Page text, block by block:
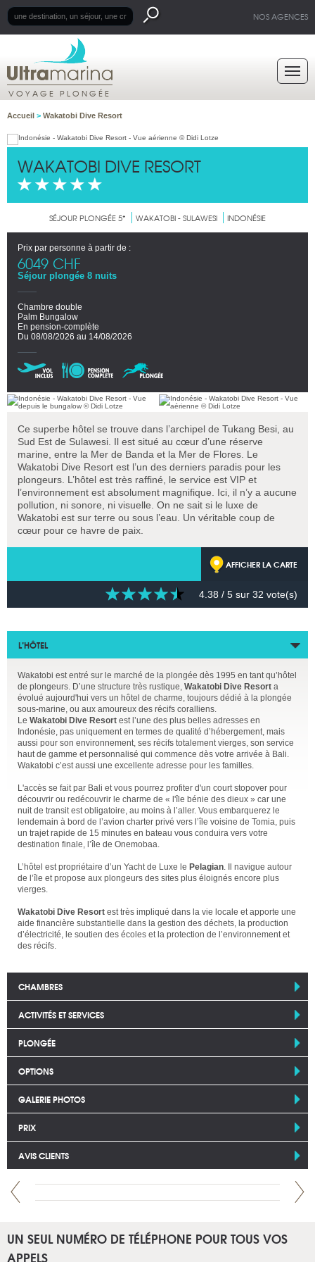
NOS AGENCES
VOYAGE PLONGÉE
Accueil > Wakatobi Dive Resort
WAKATOBI DIVE RESORT
SÉJOUR PLONGÉE 5* WAKATOBI - SULAWESI INDONÉSIE
Prix par personne à partir de :
6049 CHF
Séjour plongée 8 nuits
Chambre double
Palm Bungalow
En pension-complète
Du 08/08/2026 au 14/08/2026
Ce superbe hôtel se trouve dans l’archipel de Tukang Besi, au
Sud Est de Sulawesi. Il est situé au cœur d’une réserve
marine, entre la Mer de Banda et la Mer de Flores. Le
Wakatobi Dive Resort est l’un des derniers paradis pour les
plongeurs. L’hôtel est très raffiné, le service est VIP et
l’environnement est absolument magnifique. Ici, il n’y a aucune
pollution, ni sonore, ni visuelle. On ne sait si le luxe de
Wakatobi est sur terre ou sous l’eau. Un véritable coup de
cœur pour ce havre de paix.
AFFICHER LA CARTE
4.38 / 5 sur 32 vote(s)
L’HÔTEL
Wakatobi est entré sur le marché de la plongée dès 1995 en tant qu’hôtel
de plongeurs. D’une structure très rustique, Wakatobi Dive Resort a
évolué aujourd'hui vers un hôtel de charme, toujours dédié à la plongée
sous-marine, ou aux amoureux des récifs coralliens.
Le Wakatobi Dive Resort est l’une des plus belles adresses en
Indonésie, pas uniquement en termes de qualité d’hébergement, mais
aussi pour son environnement, ses récifs totalement vierges, son service
haut de gamme et personnalisé qui commence dès votre arrivée à Bali.
Wakatobi c’est aussi une excellente adresse pour les familles.
L'accès se fait par Bali et vous pourrez profiter d'un court stopover pour
découvrir ou redécouvrir le charme de « l'île bénie des dieux » car une
nuit de transit est obligatoire, au moins à l’aller. Vous embarquerez le
lendemain à bord de l’avion charter privé vers l’île voisine de Tomia, puis
un trajet rapide de 15 minutes en bateau vous conduira vers votre
destination finale, l’île de Onemobaa.
L’hôtel est propriétaire d’un Yacht de Luxe le Pelagian. Il navigue autour
de l’île et propose aux plongeurs des sites plus éloignés encore plus
vierges.
Wakatobi Dive Resort est très impliqué dans la vie locale et apporte une
aide financière substantielle dans la gestion des déchets, la production
d’électricité, le soutien des écoles et la protection de l’environnement et
des récifs.
CHAMBRES
ACTIVITÉS ET SERVICES
PLONGÉE
OPTIONS
GALERIE PHOTOS
PRIX
AVIS CLIENTS
UN SEUL NUMÉRO DE TÉLÉPHONE POUR TOUS VOS
APPELS